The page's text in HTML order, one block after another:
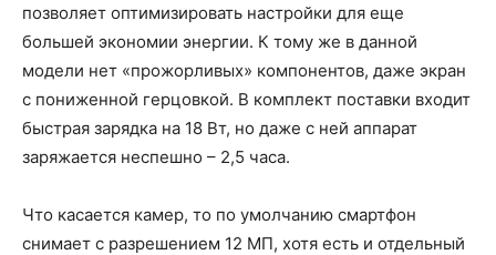
позволяет оптимизировать настройки для еще
большей экономии энергии. К тому же в данной
модели нет «прожорливых» компонентов, даже экран
с пониженной герцовкой. В комплект поставки входит
быстрая зарядка на 18 Вт, но даже с ней аппарат
заряжается неспешно – 2,5 часа.
Что касается камер, то по умолчанию смартфон
снимает с разрешением 12 МП, хотя есть и отдельный